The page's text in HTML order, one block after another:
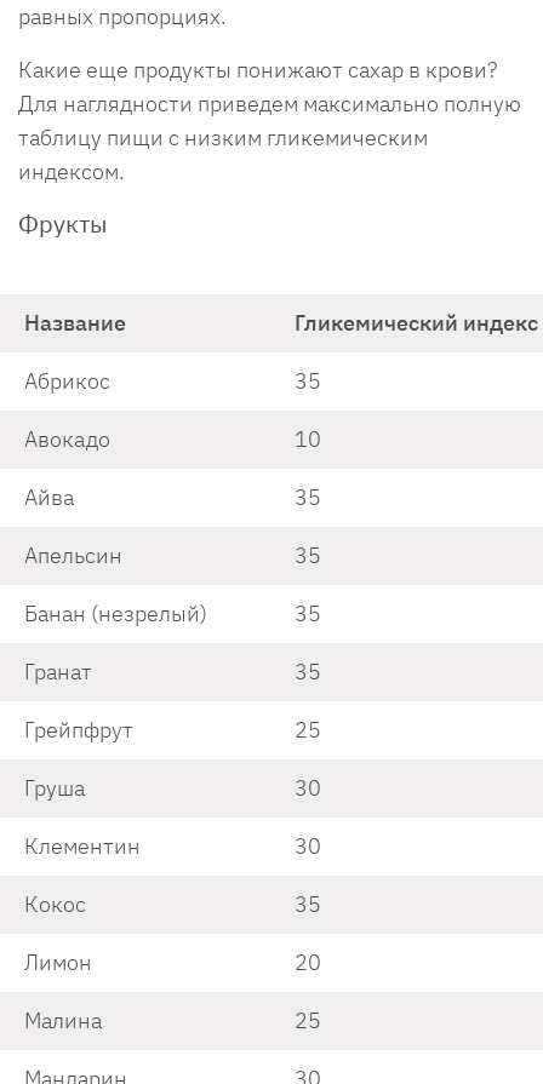
равных пропорциях.
Какие еще продукты понижают сахар в крови?
Для наглядности приведем максимально полную
таблицу пищи с низким гликемическим
индексом.
Фрукты
Название Гликемический индекс
Абрикос 35
Авокадо 10
Айва 35
Апельсин 35
Банан (незрелый) 35
Гранат 35
Грейпфрут 25
Груша 30
Клементин 30
Кокос 35
Лимон 20
Малина 25
Мандарин 30